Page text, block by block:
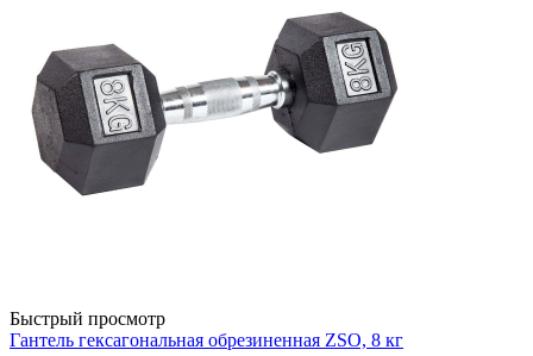
Быстрый просмотр
Гантель гексагональная обрезиненная ZSO, 8 кг